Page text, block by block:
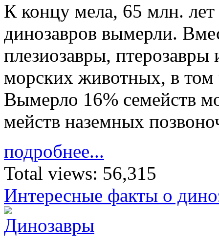
К концу мела, 65 млн.
ди­но­завров вы­мерли.
пле­зио­завры,
мор­ских жи­вотных, в
Вы­мерло 16% се­мейств
мейств на­земных
подробнее...
Total views: 56,315
Интересные факты о